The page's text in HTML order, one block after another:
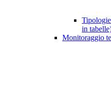
in
Monitoraggio